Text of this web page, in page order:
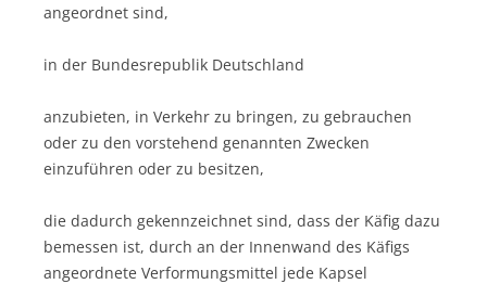
angeordnet sind,
in der Bundesrepublik Deutschland
anzubieten, in Verkehr zu bringen, zu gebrauchen
oder zu den vorstehend genannten Zwecken
einzuführen oder zu besitzen,
die dadurch gekennzeichnet sind, dass der Käfig dazu
bemessen ist, durch an der Innenwand des Käfigs
angeordnete Verformungsmittel jede Kapsel